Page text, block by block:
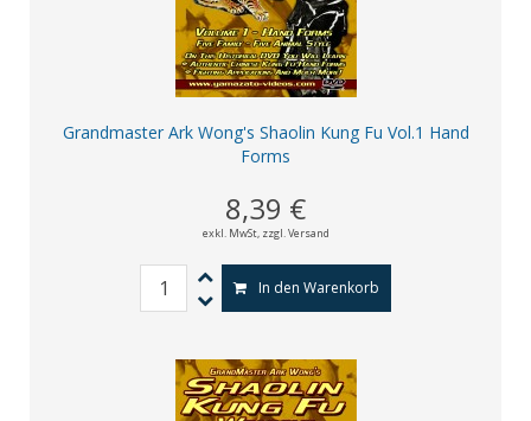
Grandmaster Ark Wong's Shaolin Kung Fu Vol.1 Hand
Forms
8,39 €
exkl. MwSt, zzgl. Versand
In den Warenkorb